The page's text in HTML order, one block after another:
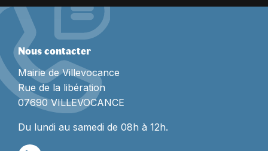
Nous contacter
Mairie de Villevocance
Rue de la libération
07690 VILLEVOCANCE
Du lundi au samedi de 08h à 12h.